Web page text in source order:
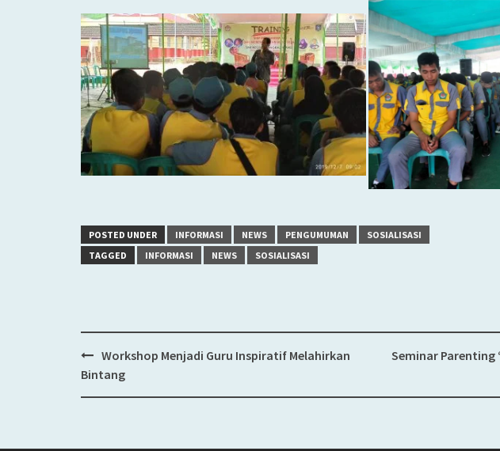
POSTED UNDER INFORMASI NEWS PENGUMUMAN
SOSIALISASI
TAGGED
INFORMASI NEWS SOSIALISASI
Post
navigation
Workshop Menjadi Guru Inspiratif Melahirkan
Bintang
Seminar Parenting